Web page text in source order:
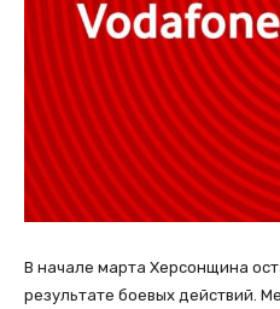
В начале марта Херсонщина
результате боевых действий.